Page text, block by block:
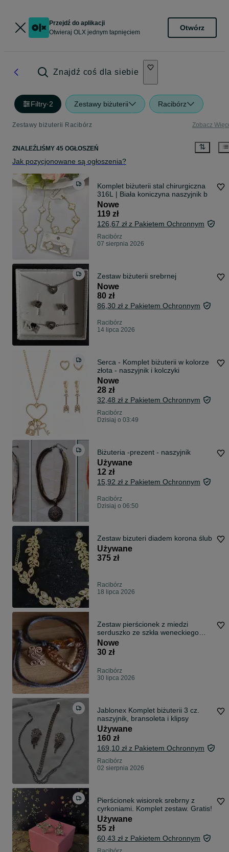
Przejdź do aplikacji
Otwieraj OLX jednym tapnięciem
Otwórz
Znajdź coś dla siebie
Filtry·2 Zestawy biżuterii Racibórz
Zestawy biżuterii Racibórz Zobacz
ZNALEŹLIŚMY 45 OGŁOSZEŃ
Jak pozycjonowane są ogłoszenia?
Komplet biżuterii stal chirurgiczna
316L | Biała koniczyna naszyjnik b
Nowe
119 zł
126,67 zł z Pakietem Ochronnym
Racibórz
07 sierpnia 2026
Zestaw biżuterii srebrnej
Nowe
80 zł
86,30 zł z Pakietem Ochronnym
Racibórz
14 lipca 2026
Serca - Komplet biżuterii w kolorze
złota - naszyjnik i kolczyki
Nowe
28 zł
32,48 zł z Pakietem Ochronnym
Racibórz
Dzisiaj o 03:49
Biżuteria -prezent - naszyjnik
Używane
12 zł
15,92 zł z Pakietem Ochronnym
Racibórz
Dzisiaj o 06:50
Zestaw bizuteri diadem korona ślub
Używane
375 zł
Racibórz
18 lipca 2026
Zestaw pierścionek z miedzi
serduszko ze szkła weneckiego
kolor bursztynowy
Nowe
30 zł
Racibórz
30 lipca 2026
Jablonex Komplet biżuterii 3 cz.
naszyjnik, bransoleta i klipsy
Używane
160 zł
169,10 zł z Pakietem Ochronnym
Racibórz
02 sierpnia 2026
Pierścionek wisiorek srebrny z
cyrkoniami. Komplet zestaw. Gratis!
Używane
55 zł
60,43 zł z Pakietem Ochronnym